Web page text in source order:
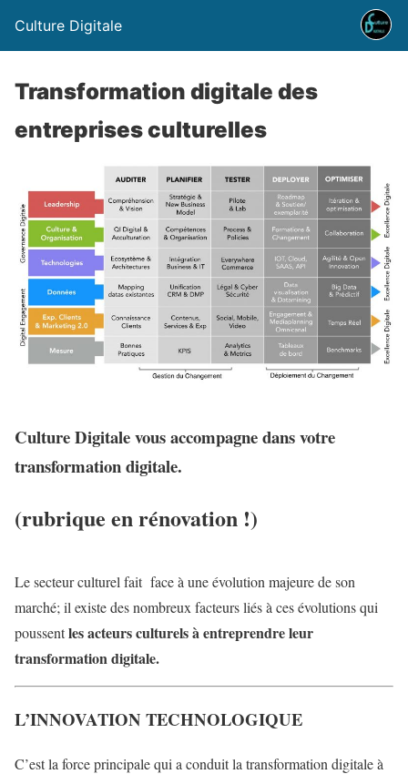
Culture Digitale
Transformation digitale des
entreprises culturelles
Culture Digitale vous accompagne dans votre
transformation digitale.
(rubrique en rénovation !)
Le secteur culturel fait face à une évolution majeure de son
marché; il existe des nombreux facteurs liés à ces évolutions qui
poussentles acteurs culturels à entreprendre leur
transformation digitale.
L’INNOVATION TECHNOLOGIQUE
C’est la force principale qui a conduit la transformation digitale à